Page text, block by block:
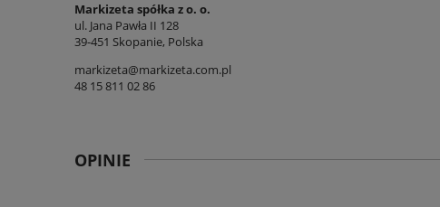
Markizeta spółka z o. o.
ul. Jana Pawła II 128
39-451 Skopanie, Polska
markizeta@markizeta.com.pl
48 15 811 02 86
OPINIE